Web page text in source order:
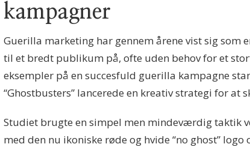
kampagner
Guerilla marketing har gennem årene vist sig som
til et bredt publikum på, ofte uden behov for et
eksempler på en succesfuld guerilla kampagne
“Ghostbusters” lancerede en kreativ strategi for
Studiet brugte en simpel men mindeværdig taktik
med den nu ikoniske røde og hvide “no ghost” logo